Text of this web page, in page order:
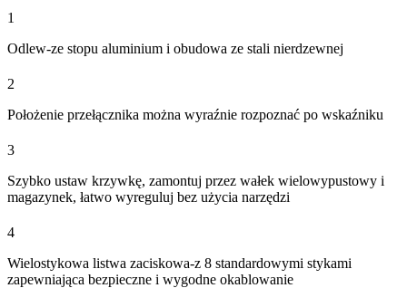
1
Odlew-ze stopu aluminium i obudowa ze stali nierdzewnej
2
Położenie przełącznika można wyraźnie rozpoznać po wskaźniku
3
Szybko ustaw krzywkę, zamontuj przez wałek wielowypustowy i
magazynek, łatwo wyreguluj bez użycia narzędzi
4
Wielostykowa listwa zaciskowa-z 8 standardowymi stykami
zapewniająca bezpieczne i wygodne okablowanie